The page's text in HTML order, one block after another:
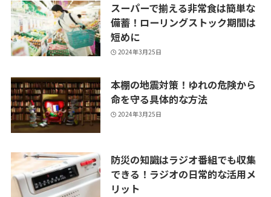
スーパーで揃える非常食は簡単な
備蓄！ローリングストック期間は
短めに
2024年3月25日
本棚の地震対策！ゆれの危険から
命を守る具体的な方法
2024年3月25日
防災の知識はラジオ番組でも収集
できる！ラジオの日常的な活用メ
リット